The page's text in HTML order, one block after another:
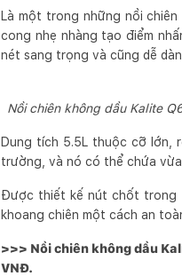
Là một trong những nồi
cong nhẹ nhàng tạo điểm
nét sang trọng và cũng dễ
Nồi chiên không dầu Kalite
Dung tích 5.5L thuộc cỡ lớn,
trường, và nó có thể chứa
Được thiết kế nút chốt trong
khoang chiên một cách an
>>> Nồi chiên không dầu
VNĐ.